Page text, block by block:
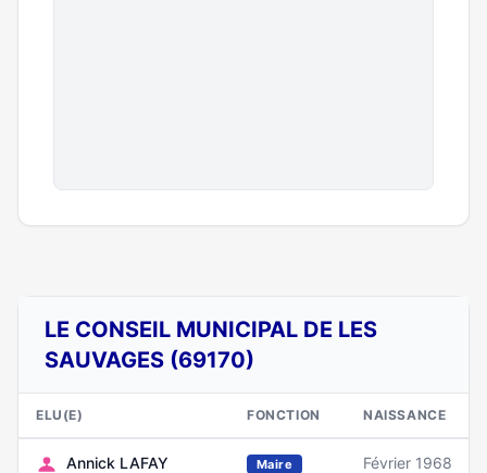
LE CONSEIL MUNICIPAL DE LES
SAUVAGES (69170)
ELU(E) FONCTION NAISSANCE
Annick LAFAY Maire Février 1968